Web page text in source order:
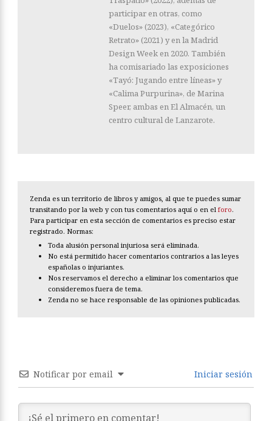
participar en otras, como
«Duelos» (2023), «Categórico
Retrato» (2021) y en la Madrid
Design Week en 2020. También
ha comisariado las exposiciones
«Tayó: Jugando entre líneas» y
«Calima Purpurina», de Marina
Speer, ambas en El Almacén, un
centro cultural de Lanzarote.
Zenda es un territorio de libros y amigos, al que te puedes sumar
transitando por la web y con tus comentarios aquí o en el foro.
Para participar en esta sección de comentarios es preciso estar
registrado. Normas:
Toda alusión personal injuriosa será eliminada.
No está permitido hacer comentarios contrarios a las leyes
españolas o injuriantes.
Nos reservamos el derecho a eliminar los comentarios que
consideremos fuera de tema.
Zenda no se hace responsable de las opiniones publicadas.
Notificar por email Iniciar sesión